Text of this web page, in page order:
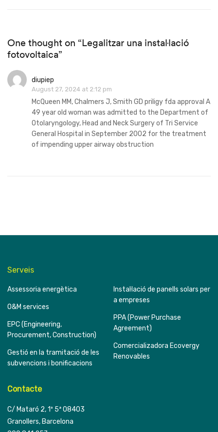
One thought on “Legalitzar una instal·lació
fotovoltaica”
diupiep
August 27, 2024 at 2:12 pm
McQueen MM, Chalmers J, Smith GD priligy fda approval A
49 year old woman was admitted to the Department of
Otolaryngology, Head and Neck Surgery of Tri Service
General Hospital in September 2002 for the treatment
of impending upper airway obstruction
Serveis
Assessoria energètica
O&M services
EPC (Engineering,
Procurement, Construction)
Gestió en la tramitació de les
subvencions i bonificacions
Instal·lació de panells solars per
a empreses
PPA (Power Purchase
Agreement)
Comercializadora Ecovergy
Renovables
Contacte
C/ Mataró 2, 1º 5ª 08403
Granollers, Barcelona